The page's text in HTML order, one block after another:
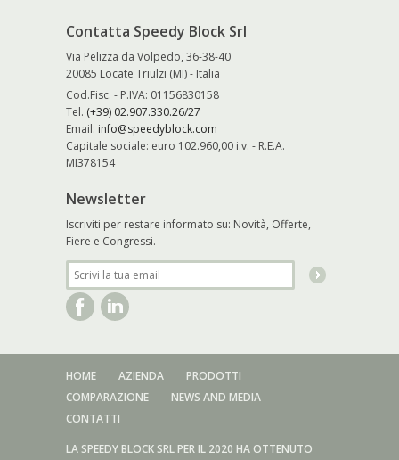
Contatta Speedy Block Srl
Via Pelizza da Volpedo, 36-38-40
20085 Locate Triulzi (MI) - Italia
Cod.Fisc. - P.IVA: 01156830158
Tel. (+39) 02.907.330.26/27
Email: info@speedyblock.com
Capitale sociale: euro 102.960,00 i.v. - R.E.A.
MI378154
Newsletter
Iscriviti per restare informato su: Novità, Offerte,
Fiere e Congressi.
HOME AZIENDA
PRODOTTI
COMPARAZIONE
NEWS AND MEDIA
CONTATTI
LA SPEEDY BLOCK SRL PER IL 2020 HA OTTENUTO